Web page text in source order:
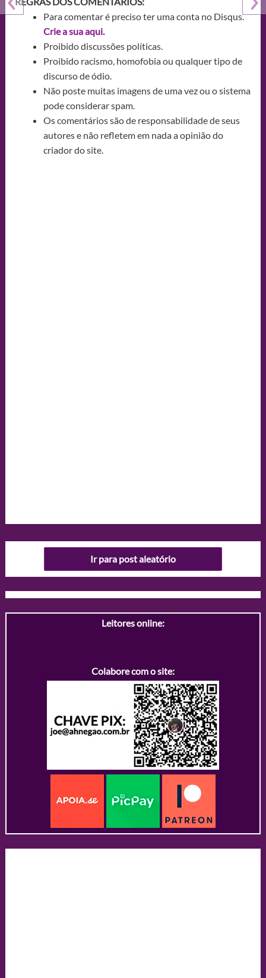
Para comentar é preciso ter uma conta no Disqus.
Crie a sua aqui.
Proibido discussões políticas.
Proibido racismo, homofobia ou qualquer tipo de
discurso de ódio.
Não poste muitas imagens de uma vez ou o sistema
pode considerar spam.
Os comentários são de responsabilidade de seus
autores e não refletem em nada a opinião do
criador do site.
Ir para post aleatório
Leitores online:
Colabore com o site: